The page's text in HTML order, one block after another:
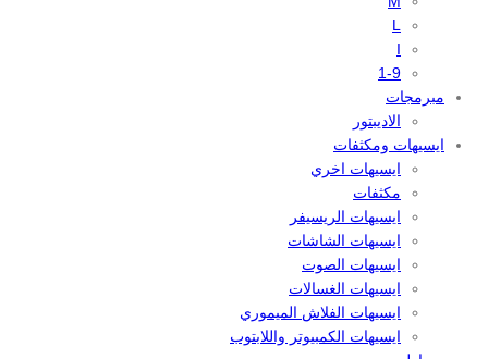
L
I
1-9
مبرمجات
الاديبتور
ايسيهات ومكثفات
ايسيهات اخري
مكثفات
ايسيهات الريسيفر
ايسيهات الشاشات
ايسيهات الصوت
ايسيهات الغسالات
ايسيهات الفلاش الميموري
ايسيهات الكمبيوتر واللابتوب